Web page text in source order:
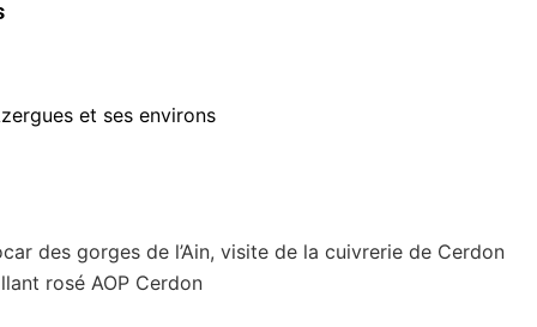
et ses environs
des gorges de l’Ain, visite de la cuivrerie de Cerdon
rosé AOP Cerdon